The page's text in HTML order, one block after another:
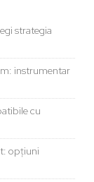
strategia
instrumentar
cu
opțiuni